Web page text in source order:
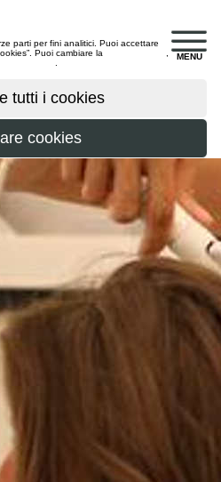
MENU
parti per fini analitici. Puoi accettare
Puoi cambiare la